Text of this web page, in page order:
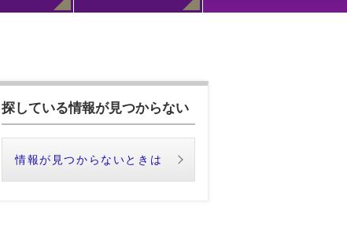
探している情報が見つからない
情報が見つからないときは